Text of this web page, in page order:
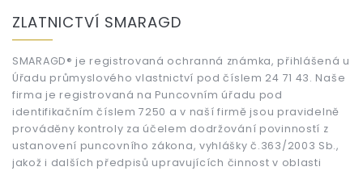
ZLATNICTVÍ SMARAGD
SMARAGD® je registrovaná ochranná známka, přihlášená u
Úřadu průmyslového vlastnictví pod číslem 24 71 43. Naše
firma je registrovaná na Puncovním úřadu pod
identifikačním číslem 7250 a v naší firmě jsou pravidelně
prováděny kontroly za účelem dodržování povinností z
ustanovení puncovního zákona, vyhlášky č.363/2003 Sb.,
jakož i dalších předpisů upravujících činnost v oblasti